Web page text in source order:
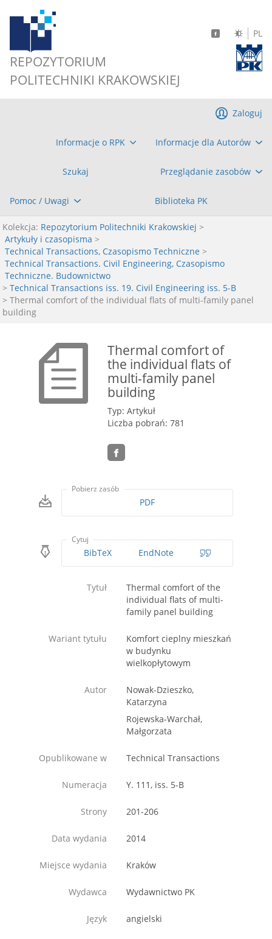
REPOZYTORIUM
POLITECHNIKI KRAKOWSKIEJ
PL
Informacje o RPK Informacje dla Autorów
Szukaj Przeglądanie zasobów
Pomoc / Uwagi Biblioteka PK
Zaloguj
Kolekcja: Repozytorium Politechniki Krakowskiej >
Artykuły i czasopisma >
Technical Transactions, Czasopismo Techniczne >
Technical Transactions. Civil Engineering, Czasopismo
Techniczne. Budownictwo
> Technical Transactions iss. 19. Civil Engineering iss. 5-B
> Thermal comfort of the individual flats of multi-family panel
building
Thermal comfort of
the individual flats of
multi-family panel
building
Typ: Artykuł
Liczba pobrań: 781
Pobierz zasób
PDF
Cytuj
BibTeX EndNote
Tytuł
Thermal comfort of the
individual flats of multi-
family panel building
Wariant tytułu
Komfort cieplny mieszkań
w budynku
wielkopłytowym
Autor
Nowak-Dzieszko,
Katarzyna
Rojewska-Warchał,
Małgorzata
Opublikowane w Technical Transactions
Numeracja Y. 111, iss. 5-B
Strony 201-206
Data wydania 2014
Miejsce wydania Kraków
Wydawca Wydawnictwo PK
Język angielski